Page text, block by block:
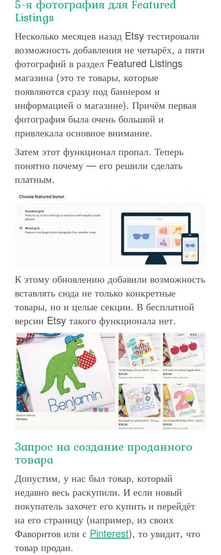
5-я фотография для Featured
Listings
Несколько месяцев назад Etsy тестировали
возможность добавления не четырёх, а пяти
фотографий в раздел Featured Listings
магазина (это те товары, которые
появляются сразу под баннером и
информацией о магазине). Причём первая
фотография была очень большой и
привлекала основное внимание.
Затем этот функционал пропал. Теперь
понятно почему — его решили сделать
платным.
К этому обновлению добавили возможность
вставлять сюда не только конкретные
товары, но и целые секции. В бесплатной
версии Etsy такого функционала нет.
Запрос на создание проданного
товара
Допустим, у нас был товар, который
недавно весь раскупили. И если новый
покупатель захочет его купить и перейдёт
на его страницу (например, из своих
Фаворитов или с Pinterest), то увидит, что
товар продан.